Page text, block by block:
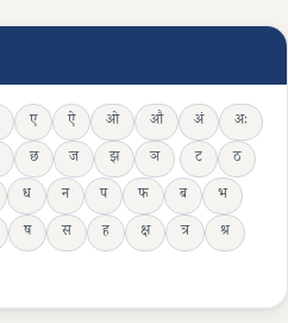
ए ऐ ओ औ अं
अः
छ ज झ ञ ट
ठ
ध न प फ ब
भ
ष स ह क्ष त्र
श्र